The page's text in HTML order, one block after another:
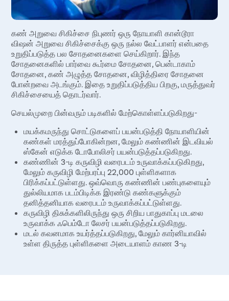
கண் அறுவை சிகிச்சை நிபுணர் ஒரு நோயாளி கான்டூரா
விஷன் அறுவை சிகிச்சைக்கு ஒரு நல்ல வேட்பாளர் என்பதை
உறுதிப்படுத்த பல சோதனைகளை செய்கிறார். இந்த
சோதனைகளில் பார்வை கூர்மை சோதனை, பென்டாகாம்
சோதனை, கண் அழுத்த சோதனை, விழித்திரை சோதனை
போன்றவை அடங்கும். இதை உறுதிப்படுத்திய பிறகு, மருத்துவர்
சிகிச்சையைத் தொடர்வார்.
செயல்முறை பின்வரும் படிகளில் மேற்கொள்ளப்படுகிறது-
மயக்கமருந்து சொட்டுகளைப் பயன்படுத்தி நோயாளியின்
கண்கள் மரத்துப்போகின்றன, மேலும் கண்ணின் இடவியல்
ஸ்கேன் எடுக்க டோபோலிசர் பயன்படுத்தப்படுகிறது.
கண்ணின் 3-டி கருவிழி வரைபடம் உருவாக்கப்படுகிறது,
மேலும் கருவிழி மேற்பரப்பு 22,000 புள்ளிகளாக
பிரிக்கப்பட்டுள்ளது. ஒவ்வொரு கண்ணின் பண்புகளையும்
துல்லியமாக படம்பிடிக்க இரண்டு கண்களுக்கும்
தனித்தனியாக வரைபடம் உருவாக்கப்பட்டுள்ளது.
கருவிழி திசுக்களிலிருந்து ஒரு சிறிய பாதுகாப்பு மடலை
உருவாக்க ஃபெம்டோ லேசர் பயன்படுத்தப்படுகிறது.
மடல் கவனமாக உயர்த்தப்படுகிறது, மேலும் கார்னியாவில்
உள்ள திருத்த புள்ளிகளை அடையாளம் காண 3-டி